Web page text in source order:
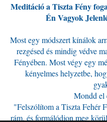
Meditáció a Tiszta Fény
Én Vagyok
Most egy módszert kínálok
rezgésed és mindig védve
Fényében. Most végy egy
kényelmes helyzetbe,
Mondd el
"Felszólítom a Tiszta Fehér
rám, és formálódjon meg